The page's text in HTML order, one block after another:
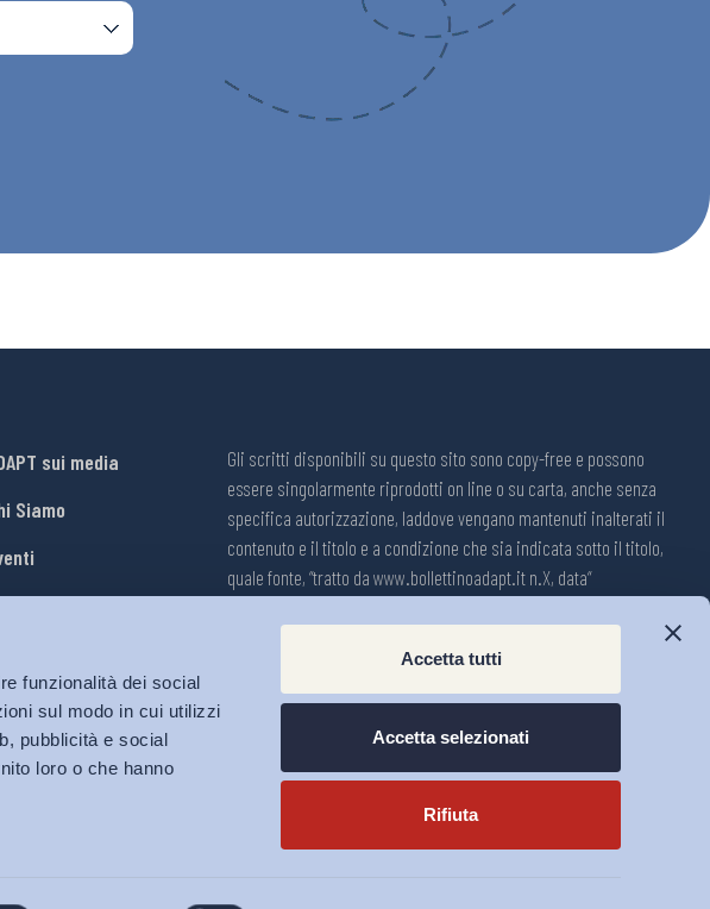
funzionalità dei social
sul modo in cui utilizzi
pubblicità e social
loro o che hanno
Accetta tutti
Accetta selezionati
Rifiuta
sui media
Siamo
con Noi
Gli scritti disponibili su questo sito sono copy-free e possono
essere singolarmente riprodotti on line o su carta, anche senza
specifica autorizzazione, laddove vengano mantenuti inalterati il
contenuto e il titolo e a condizione che sia indicata sotto il titolo,
quale fonte, “tratto da www.bollettinoadapt.it n.X, data“
Registrazione n.1609, 11 novembre 2001, Tribunale di Modena, Italia.
Direttore responsabile: Michele Tiraboschi; Direttrice ADAPT
University Press: Lavinia Serrani.
policy